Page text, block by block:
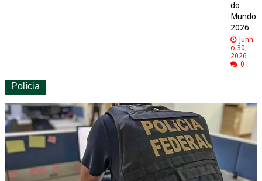
do
Mundo
2026
Junh
o 30,
2026
0
Polícia